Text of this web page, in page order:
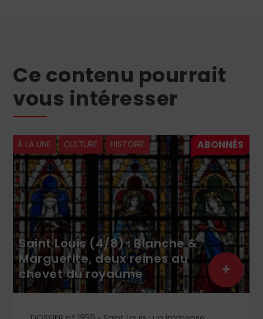
Ce contenu pourrait
vous intéresser
À LA UNE CULTURE HISTOIRE
Saint Louis (4/8) : Blanche &
Marguerite, deux reines au
chevet du royaume
+